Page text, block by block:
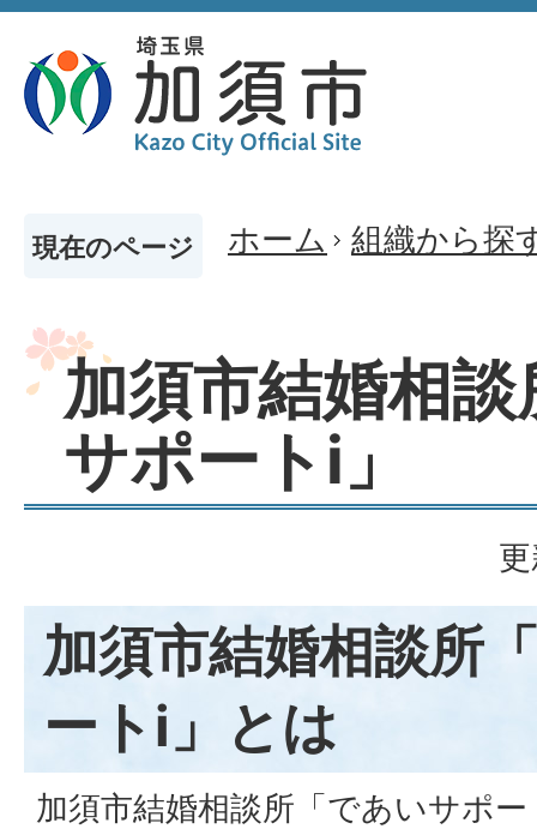
現在のページ ホーム 組織から探
加須市結婚相
サポートi」
加須市結婚相談所
ートi」とは
加須市結婚相談所「であいサポ